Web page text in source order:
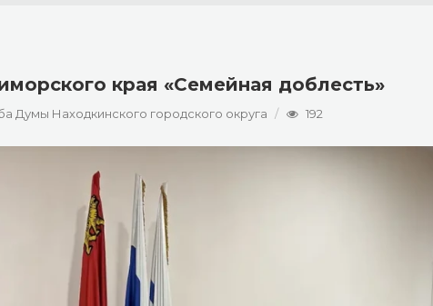
края «Семейная доблесть»
Думы Находкинского городского округа 192